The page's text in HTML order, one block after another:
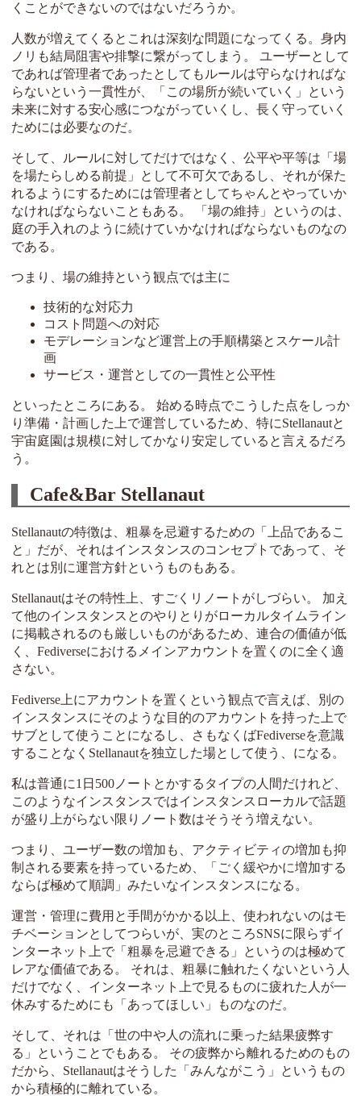
くことができないのではないだろうか。
人数が増えてくるとこれは深刻な問題になってくる。身内
ノリも結局阻害や排撃に繋がってしまう。 ユーザーとして
であれば管理者であったとしてもルールは守らなければな
らないという一貫性が、「この場所が続いていく」という
未来に対する安心感につながっていくし、長く守っていく
ためには必要なのだ。
そして、ルールに対してだけではなく、公平や平等は「場
を場たらしめる前提」として不可欠であるし、それが保た
れるようにするためには管理者としてちゃんとやっていか
なければならないこともある。 「場の維持」というのは、
庭の手入れのように続けていかなければならないものなの
である。
つまり、場の維持という観点では主に
技術的な対応力
コスト問題への対応
モデレーションなど運営上の手順構築とスケール計
画
サービス・運営としての一貫性と公平性
といったところにある。 始める時点でこうした点をしっか
り準備・計画した上で運営しているため、特にStellanautと
宇宙庭園は規模に対してかなり安定していると言えるだろ
う。
Cafe&Bar Stellanaut
Stellanautの特徴は、粗暴を忌避するための「上品であるこ
と」だが、それはインスタンスのコンセプトであって、そ
れとは別に運営方針というものもある。
Stellanautはその特性上、すごくリノートがしづらい。 加え
て他のインスタンスとのやりとりがローカルタイムライン
に掲載されるのも厳しいものがあるため、連合の価値が低
く、Fediverseにおけるメインアカウントを置くのに全く適
さない。
Fediverse上にアカウントを置くという観点で言えば、別の
インスタンスにそのような目的のアカウントを持った上で
サブとして使うことになるし、さもなくばFediverseを意識
することなくStellanautを独立した場として使う、になる。
私は普通に1日500ノートとかするタイプの人間だけれど、
このようなインスタンスではインスタンスローカルで話題
が盛り上がらない限りノート数はそうそう増えない。
つまり、ユーザー数の増加も、アクティビティの増加も抑
制される要素を持っているため、「ごく緩やかに増加する
ならば極めて順調」みたいなインスタンスになる。
運営・管理に費用と手間がかかる以上、使われないのはモ
チベーションとしてつらいが、実のところSNSに限らずイ
ンターネット上で「粗暴を忌避できる」というのは極めて
レアな価値である。 それは、粗暴に触れたくないという人
だけでなく、インターネット上で見るものに疲れた人が一
休みするためにも「あってほしい」ものなのだ。
そして、それは「世の中や人の流れに乗った結果疲弊す
る」ということでもある。 その疲弊から離れるためのもの
だから、Stellanautはそうした「みんながこう」というもの
から積極的に離れている。